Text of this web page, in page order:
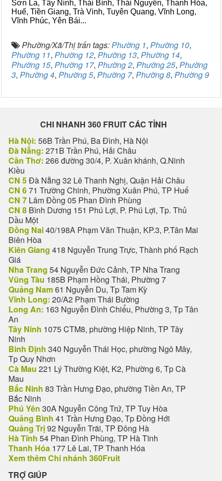
Sơn La, Tây Ninh, Thái Bình, Thái Nguyên, Thanh Hóa,
Huế, Tiền Giang, Trà Vinh, Tuyên Quang, Vĩnh Long,
Vĩnh Phúc, Yên Bái...
Phường/Xã/Thị trấn tags:Phường 1, Phường 10,
Phường 11, Phường 12, Phường 13, Phường 14,
Phường 15, Phường 17, Phường 2, Phường 25, Phường
3, Phường 4, Phường 5, Phường 7, Phường 8, Phường 9
CHI NHANH 360 FRUIT CÁC TỈNH
Hà Nội: 56B Trần Phú, Ba Đình, Hà Nội
Đà Nẵng: 271B Trần Phú, Hải Châu
Cần Thơ: 266 đường 30/4, P. Xuân khánh, Q.Ninh
Kiều
CN 5Đà Nẵng 32 Lê Thanh Nghị, Quận Hải Châu
CN 671 Trường Chinh, Phường Xuân Phú, TP Huế
CN 7 Lâm Đồng 05 Phan Đình Phùng
CN 8 Bình Dương 151 Phú Lợi, P. Phú Lợi, Tp. Thủ
Dầu Một
Đồng Nai40/198A Phạm Văn Thuận, KP.3, P.Tân Mai
Biên Hòa
Kiên Giang 418 Nguyễn Trung Trực, Thành phố Rạch
Giá
Nha Trang 54 Nguyễn Đức Cảnh, TP Nha Trang
Vũng Tàu 185B Phạm Hồng Thái, Phường 7
Quảng Nam61 Nguyễn Du, Tp Tam Kỳ
Vĩnh Long: 20/A2 Phạm Thái Bường
Long An: 163 Nguyễn Đình Chiểu, Phường 3, Tp Tân
An
Tây Ninh 1075 CTM8, phường Hiệp Ninh, TP Tây
Ninh
Bình Định 340 Nguyễn Thái Học, phường Ngô Mây,
Tp Quy Nhơn
Cà Mau 221 Lý Thường Kiệt, K2, Phường 6, Tp Cà
Mau
Bắc Ninh 83 Trần Hưng Đạo, phường Tiền An, TP
Bắc Ninh
Phú Yên 30A Nguyễn Công Trứ, TP Tuy Hòa
Quảng Bình 41 Trần Hưng Đạo, Tp Đồng Hới
Quảng Trị92 Nguyễn Trãi, TP Đông Hà
Hà Tĩnh 54 Phan Đình Phùng, TP Hà Tĩnh
Thanh Hóa 177 Lê Lai, TP Thanh Hóa
Xem thêm Chi nhánh 360Fruit
TRỢ GIÚP